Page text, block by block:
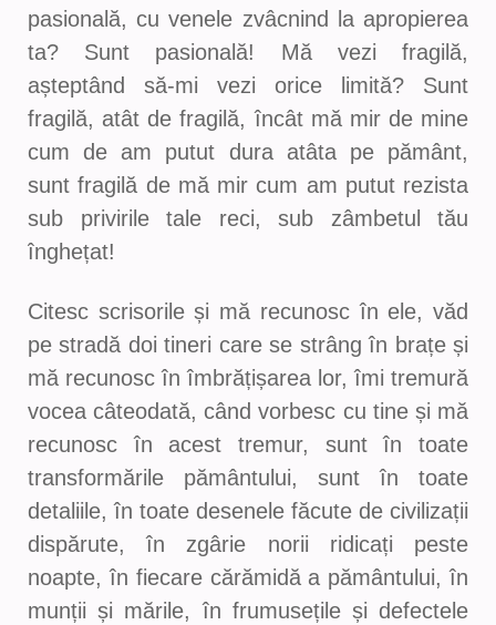
pasională, cu venele zvâcnind la apropierea
ta? Sunt pasională! Mă vezi fragilă,
așteptând să-mi vezi orice limită? Sunt
fragilă, atât de fragilă, încât mă mir de mine
cum de am putut dura atâta pe pământ,
sunt fragilă de mă mir cum am putut rezista
sub privirile tale reci, sub zâmbetul tău
înghețat!
Citesc scrisorile și mă recunosc în ele, văd
pe stradă doi tineri care se strâng în brațe și
mă recunosc în îmbrățișarea lor, îmi tremură
vocea câteodată, când vorbesc cu tine și mă
recunosc în acest tremur, sunt în toate
transformările pământului, sunt în toate
detaliile, în toate desenele făcute de civilizații
dispărute, în zgârie norii ridicați peste
noapte, în fiecare cărămidă a pământului, în
munții și mările, în frumusețile și defectele